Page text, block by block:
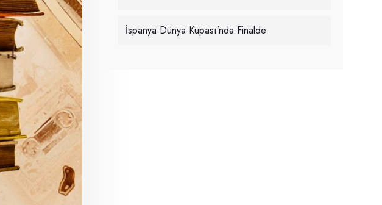
İspanya Dünya Kupası’nda Finalde